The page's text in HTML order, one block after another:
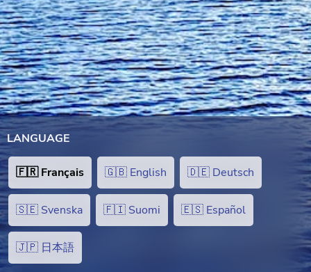
LANGUAGE
🇫🇷 Français 🇬🇧 English 🇩🇪 Deutsch
🇸🇪 Svenska 🇫🇮 Suomi 🇪🇸 Español
🇯🇵 日本語